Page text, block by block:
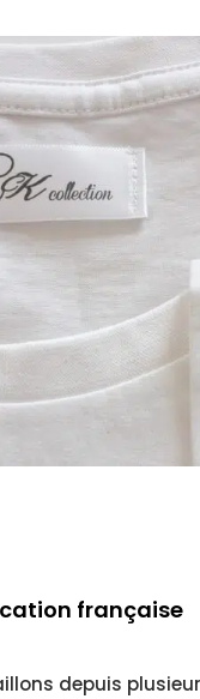
française
depuis